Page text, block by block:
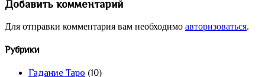
Добавить комментарий
Для отправки комментария вам необходимо авторизоваться.
Рубрики
Гадание Таро (10)